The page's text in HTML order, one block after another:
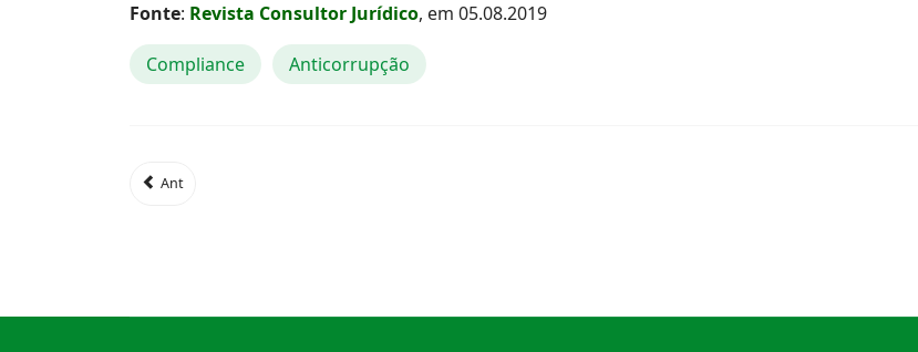
Fonte: Revista Consultor Jurídico, em 05.08.2019
Compliance Anticorrupção
Ant